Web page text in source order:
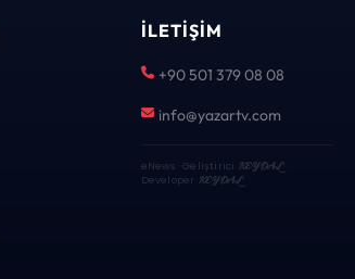
İLETIŞIM
+90 501 379 08 08
info@yazartv.com
eNews · Geliştirici KEYDAL·
Developer KEYDAL